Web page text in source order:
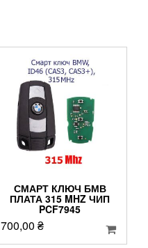
СМАРТ КЛЮЧ БМВ
ПЛАТА 315 MHZ ЧИП
PCF7945
700,00 ₴